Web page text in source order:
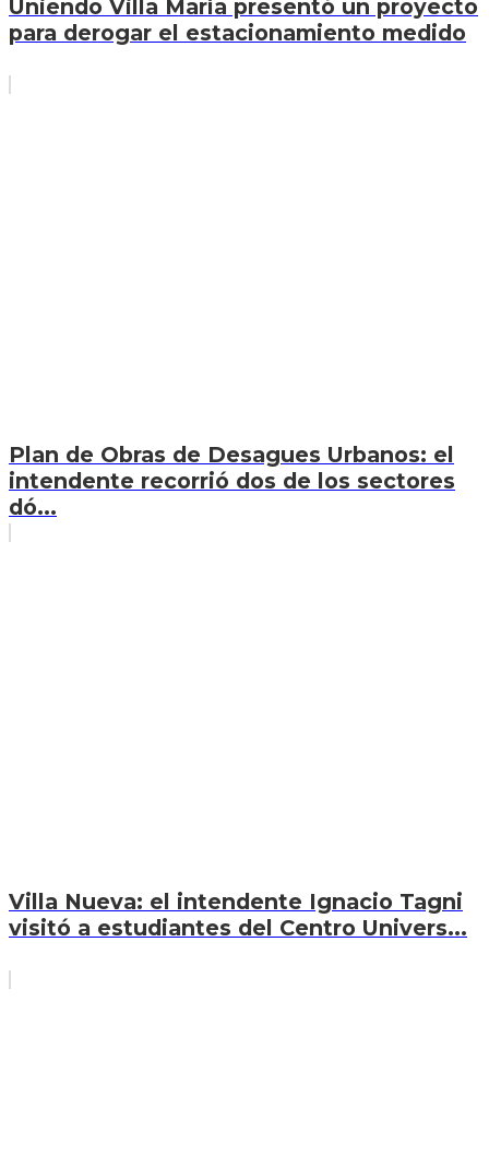
Uniendo Villa María presentó un proyecto
para derogar el estacionamiento medido
Plan de Obras de Desagues Urbanos: el
intendente recorrió dos de los sectores
dó...
Villa Nueva: el intendente Ignacio Tagni
visitó a estudiantes del Centro Univers...